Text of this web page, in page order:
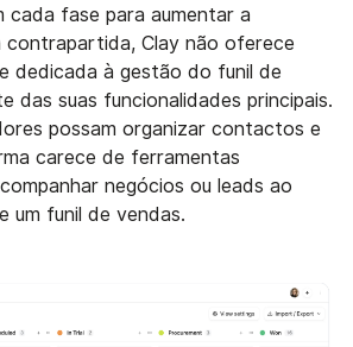
cada fase para aumentar a
contrapartida, Clay não oferece
dedicada à gestão do funil de
das suas funcionalidades principais.
possam organizar contactos e
carece de ferramentas
negócios ou leads ao
um funil de vendas.